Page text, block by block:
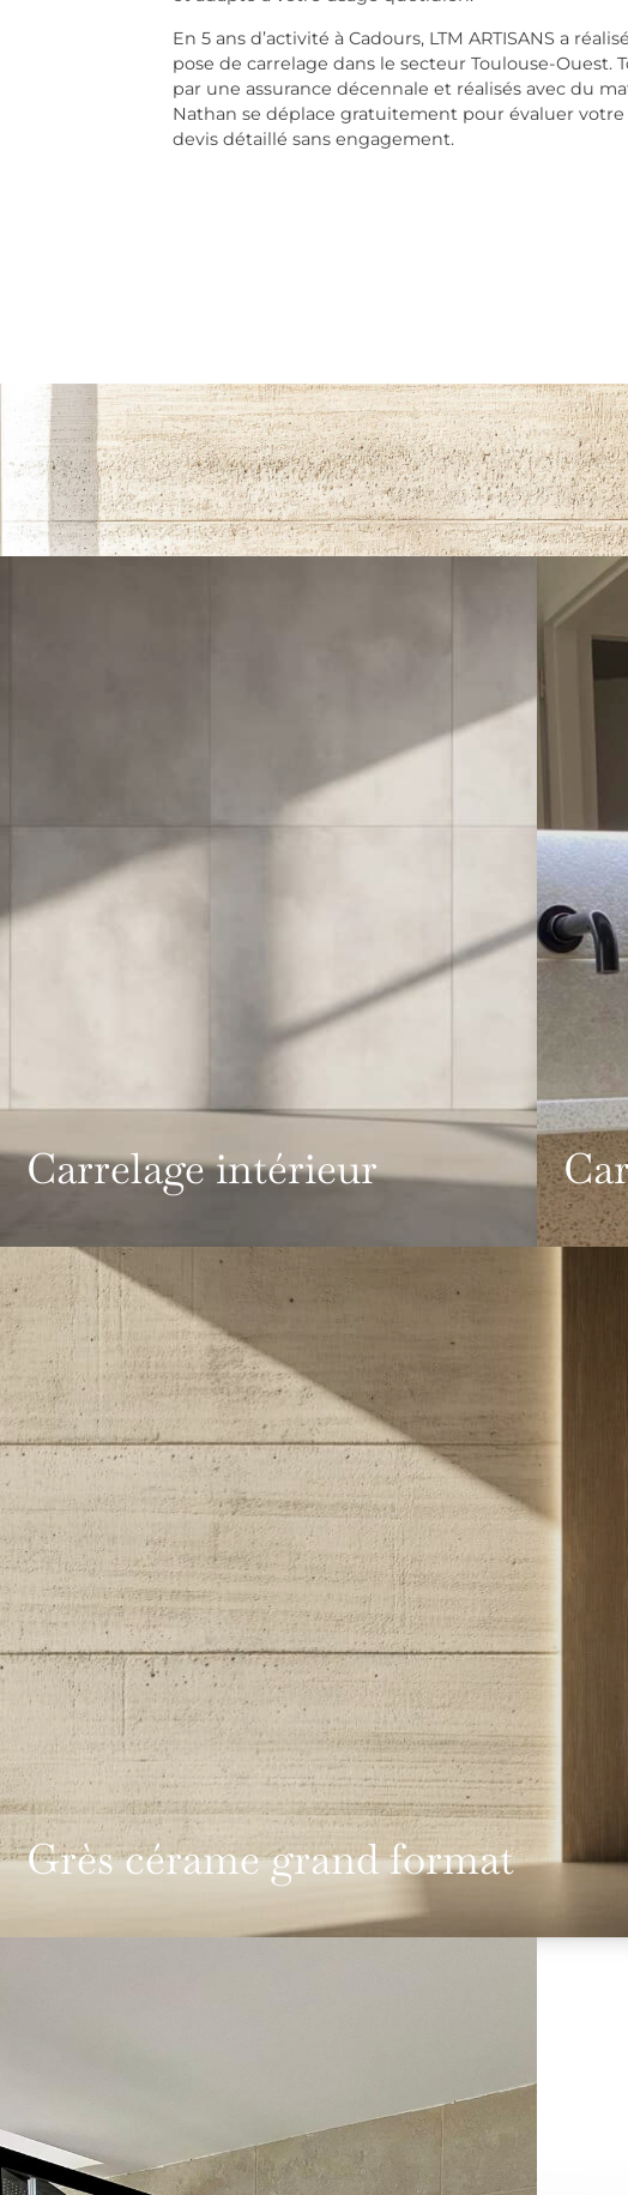
En 5 ans d’activité à Cadours, LTM ARTISANS a
pose de carrelage dans le secteur Toulouse-Ouest.
par une assurance décennale et réalisés avec du
Nathan se déplace gratuitement pour évaluer
devis détaillé sans engagement.
Carrelage intérieur
Grès cérame grand format